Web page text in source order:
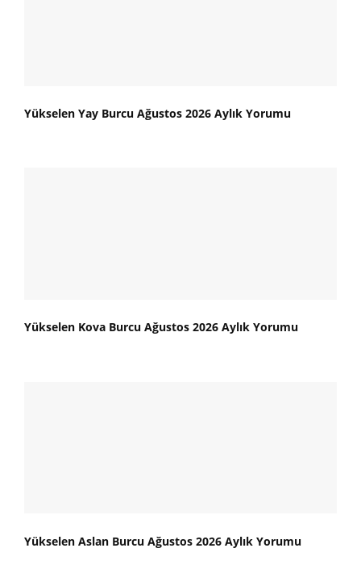
Yükselen Yay Burcu Ağustos 2026 Aylık Yorumu
Yükselen Kova Burcu Ağustos 2026 Aylık Yorumu
Yükselen Aslan Burcu Ağustos 2026 Aylık Yorumu